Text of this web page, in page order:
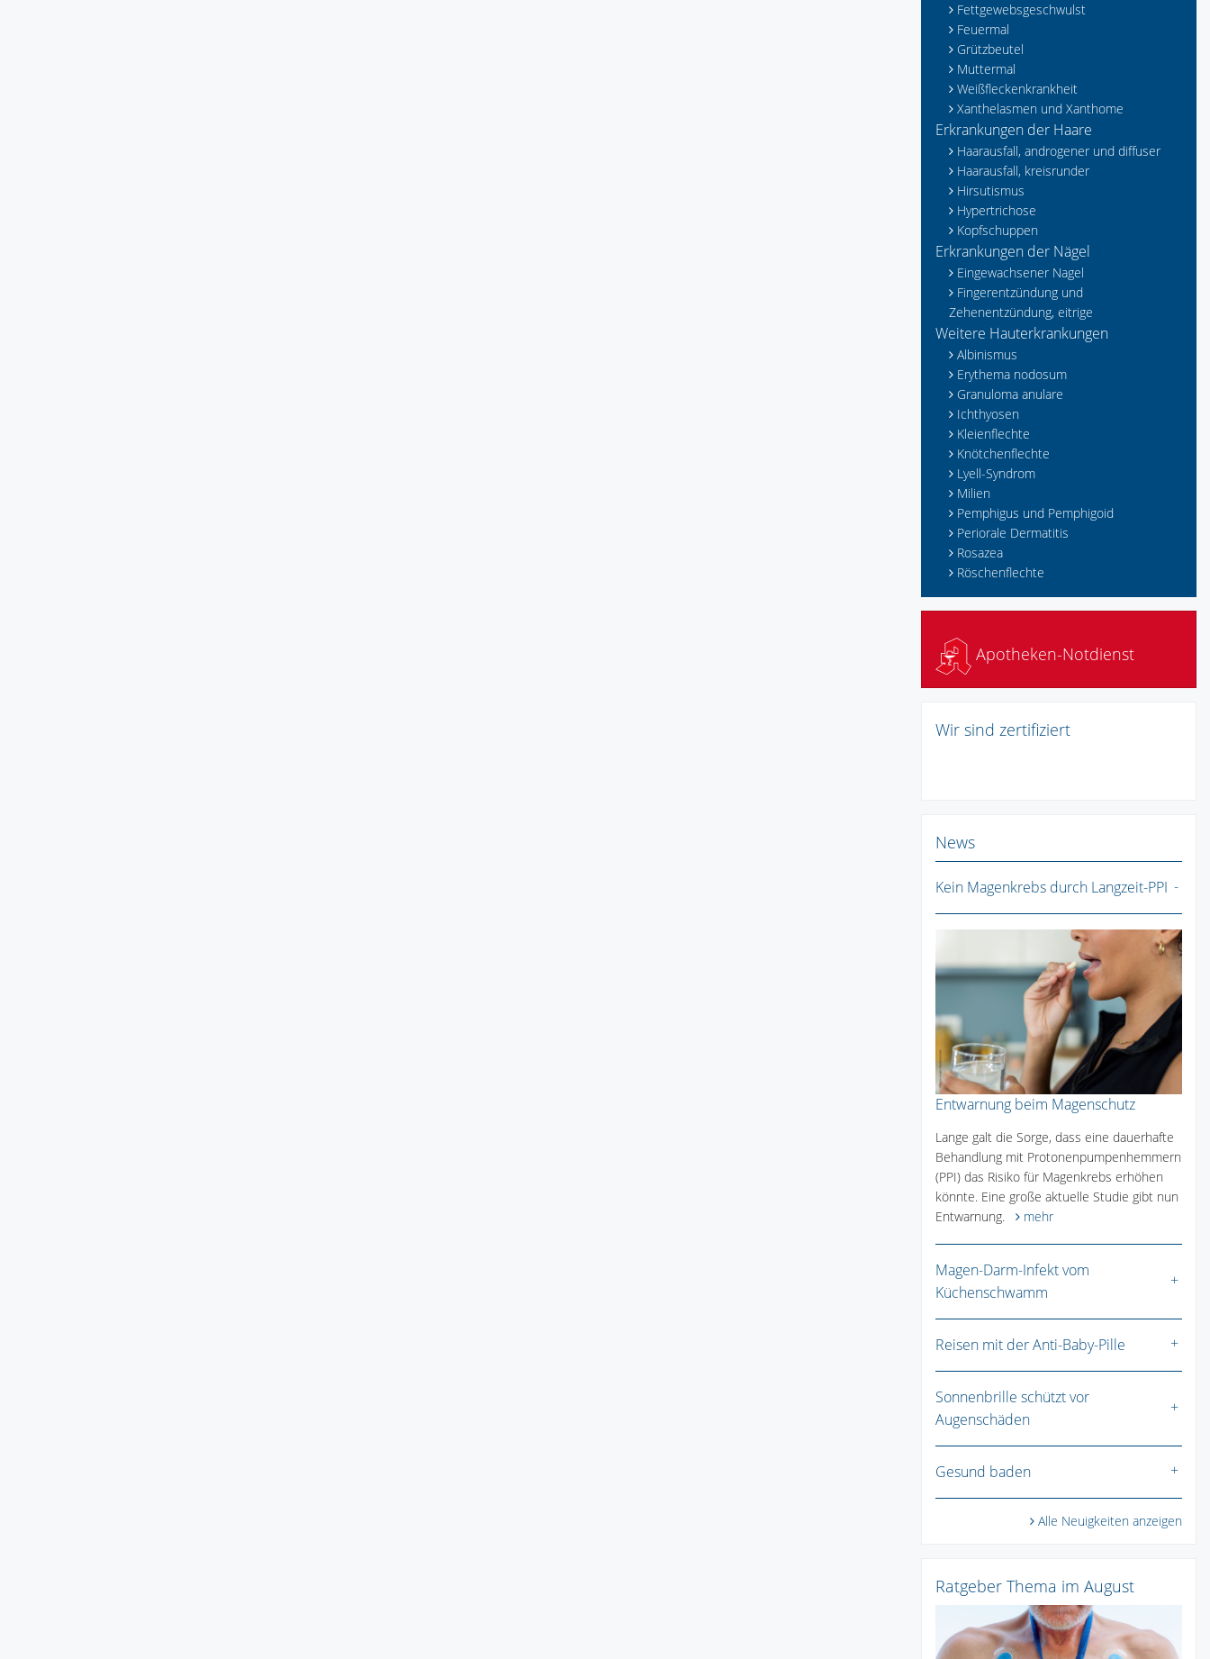
Fettgewebsgeschwulst
Feuermal
Grützbeutel
Muttermal
Weißfleckenkrankheit
Xanthelasmen und Xanthome
Erkrankungen der Haare
Haarausfall, androgener und diffuser
Haarausfall, kreisrunder
Hirsutismus
Hypertrichose
Kopfschuppen
Erkrankungen der Nägel
Eingewachsener Nagel
Fingerentzündung und
Zehenentzündung, eitrige
Weitere Hauterkrankungen
Albinismus
Erythema nodosum
Granuloma anulare
Ichthyosen
Kleienflechte
Knötchenflechte
Lyell-Syndrom
Milien
Pemphigus und Pemphigoid
Periorale Dermatitis
Rosazea
Röschenflechte
Apotheken-Notdienst
Wir sind zertifiziert
News
Kein Magenkrebs durch Langzeit-PPI
Entwarnung beim Magenschutz
Lange galt die Sorge, dass eine dauerhafte
Behandlung mit Protonenpumpenhemmern
(PPI) das Risiko für Magenkrebs erhöhen
könnte. Eine große aktuelle Studie gibt nun
Entwarnung.
mehr
Magen-Darm-Infekt vom
Küchenschwamm
Reisen mit der Anti-Baby-Pille
Sonnenbrille schützt vor
Augenschäden
Gesund baden
Alle Neuigkeiten anzeigen
Ratgeber Thema im August